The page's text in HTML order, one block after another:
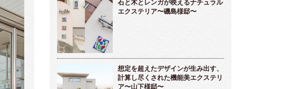
エクステリア〜磯島様邸〜
想定を超えたデザインが生み出す、
計算し尽くされた機能美エクステリ
ア〜山下様邸〜